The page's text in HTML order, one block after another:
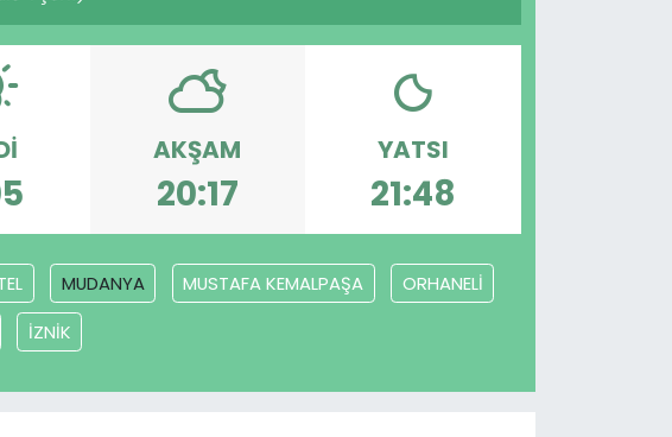
AKŞAM
20:17
YATSI
21:48
MUDANYA MUSTAFA KEMALPAŞA
ORHANELİ
İZNİK